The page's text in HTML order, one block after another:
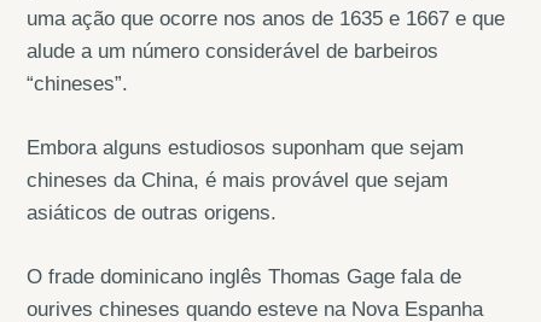
uma ação que ocorre nos anos de 1635 e 1667 e que
alude a um número considerável de barbeiros
“chineses”.
Embora alguns estudiosos suponham que sejam
chineses da China, é mais provável que sejam
asiáticos de outras origens.
O frade dominicano inglês Thomas Gage fala de
ourives chineses quando esteve na Nova Espanha